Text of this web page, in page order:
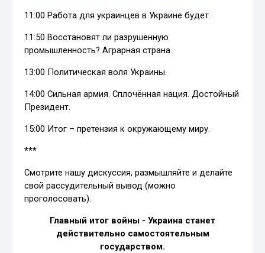
11:00 Работа для украинцев в Украине будет.
11:50 Восстановят ли разрушенную
промышленность? Аграрная страна.
13:00 Политическая воля Украины.
14:00 Сильная армия. Сплочённая нация. Достойный
Президент.
15:00 Итог – претензия к окружающему миру.
***
Смотрите нашу дискуссия, размышляйте и делайте
свой рассудительный вывод (можно
проголосовать).
Главный итог войны - Украина станет
действительно самостоятельным
государством.